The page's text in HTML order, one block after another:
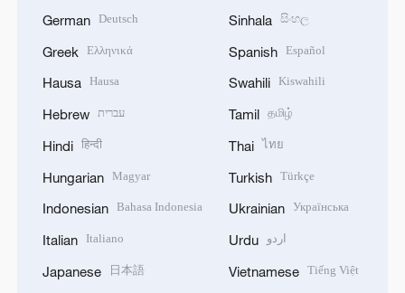
German Deutsch
Greek Ελληνικά
Hausa Hausa
Hebrew עברית
Hindi हिन्दी
Hungarian Magyar
Indonesian Bahasa Indonesia
Italian Italiano
Japanese 日本語
Sinhala සිංහල
Spanish Español
Swahili Kiswahili
Tamil தமிழ்
Thai ไทย
Turkish Türkçe
Ukrainian Українська
Urdu اردو
Vietnamese Tiếng Việt